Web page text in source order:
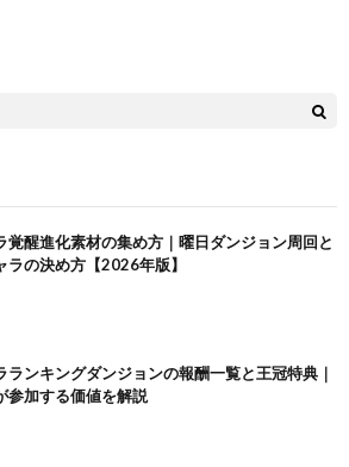
覚醒進化素材の集め方｜曜日ダンジョン周回と
ラの決め方【2026年版】
ランキングダンジョンの報酬一覧と王冠特典｜
参加する価値を解説